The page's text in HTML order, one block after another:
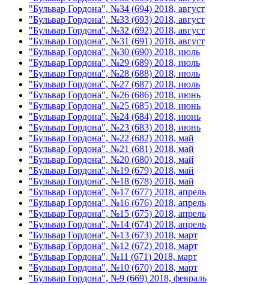
"Бульвар Гордона", №34 (694) 2018, август
"Бульвар Гордона", №33 (693) 2018, август
"Бульвар Гордона", №32 (692) 2018, август
"Бульвар Гордона", №31 (691) 2018, август
"Бульвар Гордона", №30 (690) 2018, июль
"Бульвар Гордона", №29 (689) 2018, июль
"Бульвар Гордона", №28 (688) 2018, июль
"Бульвар Гордона", №27 (687) 2018, июль
"Бульвар Гордона", №26 (686) 2018, июнь
"Бульвар Гордона", №25 (685) 2018, июнь
"Бульвар Гордона", №24 (684) 2018, июнь
"Бульвар Гордона", №23 (683) 2018, июнь
"Бульвар Гордона", №22 (682) 2018, май
"Бульвар Гордона", №21 (681) 2018, май
"Бульвар Гордона", №20 (680) 2018, май
"Бульвар Гордона", №19 (679) 2018, май
"Бульвар Гордона", №18 (678) 2018, май
"Бульвар Гордона", №17 (677) 2018, апрель
"Бульвар Гордона", №16 (676) 2018, апрель
"Бульвар Гордона", №15 (675) 2018, апрель
"Бульвар Гордона", №14 (674) 2018, апрель
"Бульвар Гордона", №13 (673) 2018, март
"Бульвар Гордона", №12 (672) 2018, март
"Бульвар Гордона", №11 (671) 2018, март
"Бульвар Гордона", №10 (670) 2018, март
"Бульвар Гордона", №9 (669) 2018, февраль